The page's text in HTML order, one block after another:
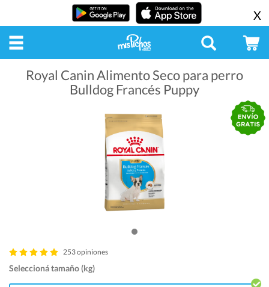
X
Royal Canin Alimento Seco para perro
Bulldog Francés Puppy
253 opiniones
Seleccioná tamaño (kg)